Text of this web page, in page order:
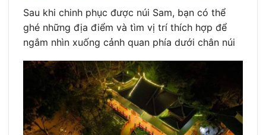
Sau khi chinh phục được núi Sam, bạn có thể
ghé những địa điểm và tìm vị trí thích hợp để
ngắm nhìn xuống cảnh quan phía dưới chân núi